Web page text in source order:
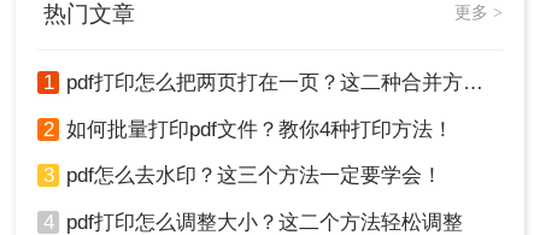
热门文章 更多 >
1 pdf打印怎么把两页打在一页？这二种合并方法了解一下！
2 如何批量打印pdf文件？教你4种打印方法！
3 pdf怎么去水印？这三个方法一定要学会！
4 pdf打印怎么调整大小？这二个方法轻松调整